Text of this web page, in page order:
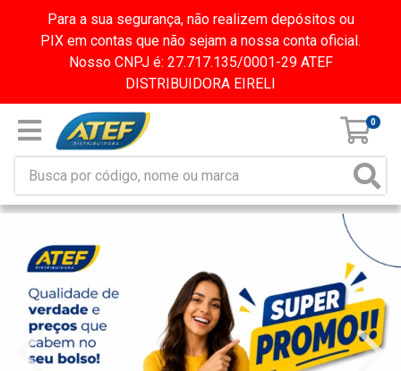
Para a sua segurança, não realizem depósitos ou
PIX em contas que não sejam a nossa conta oficial.
Nosso CNPJ é: 27.717.135/0001-29 ATEF
DISTRIBUIDORA EIRELI
0